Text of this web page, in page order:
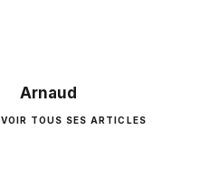
Arnaud
VOIR TOUS SES ARTICLES